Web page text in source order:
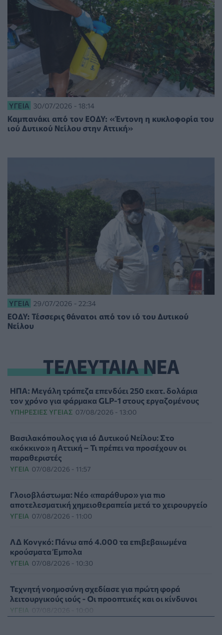
ΥΓΕΊΑ 30/07/2026 - 18:14
Καμπανάκι από τον ΕΟΔΥ: «Έντονη η κυκλοφορία του
ιού Δυτικού Νείλου στην Αττική»
ΥΓΕΊΑ 29/07/2026 - 22:34
ΕΟΔΥ: Τέσσερις θάνατοι από τον ιό του Δυτικού
Νείλου
ΤΕΛΕΥΤΑΙΑ ΝΕΑ
ΗΠΑ: Μεγάλη τράπεζα επενδύει 250 εκατ. δολάρια
τον χρόνο για φάρμακα GLP-1 στους εργαζομένους
ΥΠΗΡΕΣΊΕΣ ΥΓΕΊΑΣ 07/08/2026 - 13:00
Βασιλακόπουλος για ιό Δυτικού Νείλου: Στο
«κόκκινο» η Αττική – Τι πρέπει να προσέχουν οι
παραθεριστές
ΥΓΕΊΑ 07/08/2026 - 11:57
Γλοιοβλάστωμα: Νέο «παράθυρο» για πιο
αποτελεσματική χημειοθεραπεία μετά το χειρουργείο
ΥΓΕΊΑ 07/08/2026 - 11:00
ΛΔ Κονγκό: Πάνω από 4.000 τα επιβεβαιωμένα
κρούσματα Έμπολα
ΥΓΕΊΑ 07/08/2026 - 10:30
Τεχνητή νοημοσύνη σχεδίασε για πρώτη φορά
λειτουργικούς ιούς - Oι προοπτικές και οι κίνδυνοι
ΥΓΕΊΑ 07/08/2026 - 10:00